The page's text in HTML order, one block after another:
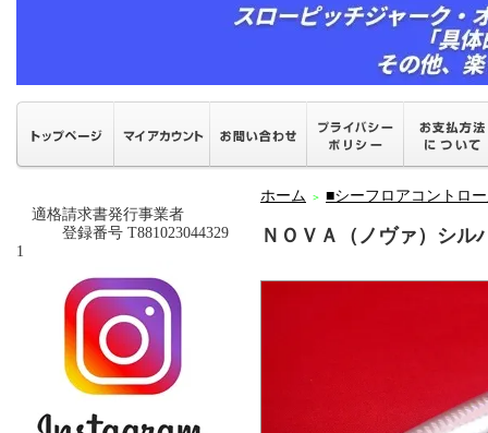
適格請求書発行事業者
登録番号 T881023044329
1
ホーム ＞ ■シーフロアコントロ
ＮＯＶＡ（ノヴァ）シル